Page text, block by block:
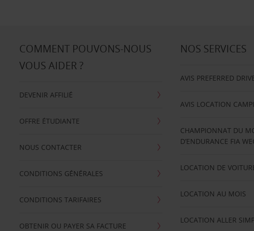
COMMENT POUVONS-NOUS
VOUS AIDER ?
DEVENIR AFFILIÉ
OFFRE ÉTUDIANTE
NOUS CONTACTER
CONDITIONS GÉNÉRALES
CONDITIONS TARIFAIRES
OBTENIR OU PAYER SA FACTURE
NOS SERVICES
AVIS PREFERRED
AVIS LOCATION
CHAMPIONNAT DU
D’ENDURANCE FIA
LOCATION DE
LOCATION AU MOIS
LOCATION ALLER